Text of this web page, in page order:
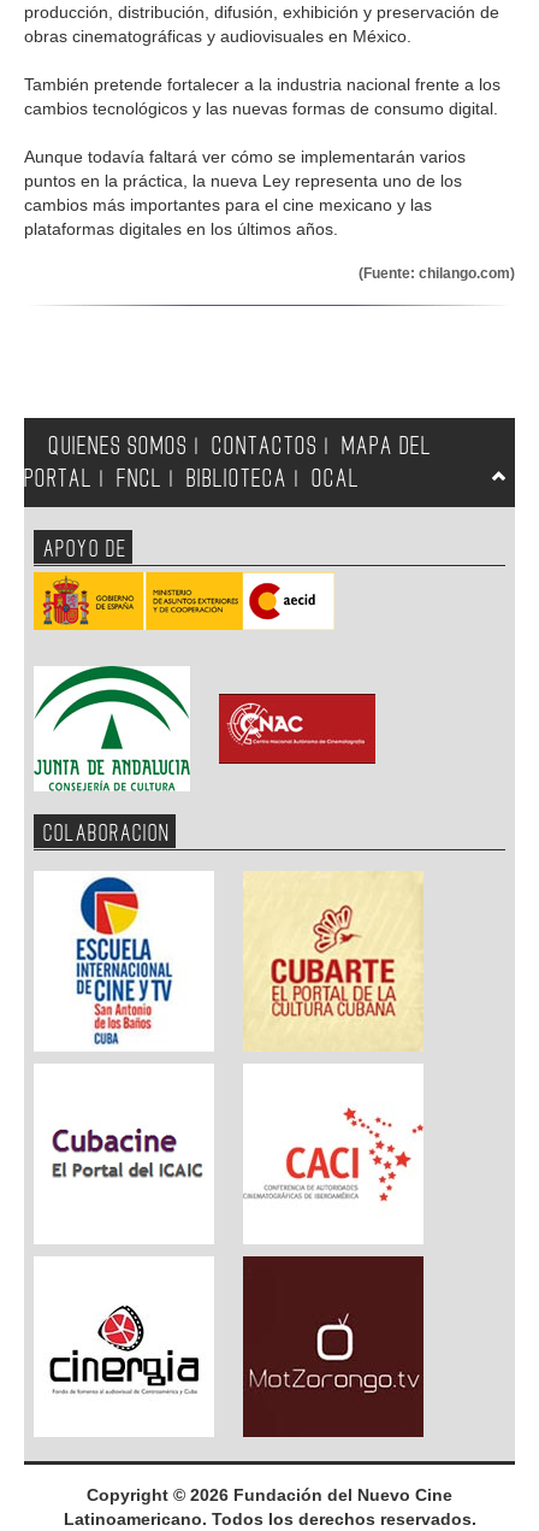
producción, distribución, difusión, exhibición y preservación de
obras cinematográficas y audiovisuales en México.
También pretende fortalecer a la industria nacional frente a los
cambios tecnológicos y las nuevas formas de consumo digital.
Aunque todavía faltará ver cómo se implementarán varios
puntos en la práctica, la nueva Ley representa uno de los
cambios más importantes para el cine mexicano y las
plataformas digitales en los últimos años.
(Fuente: chilango.com)
QUIENES SOMOS CONTACTOS
MAPA DEL
PORTAL
FNCL BIBLIOTECA OCAL
APOYO DE
COLABORACION
Copyright © 2026 Fundación del Nuevo Cine
Latinoamericano. Todos los derechos reservados.